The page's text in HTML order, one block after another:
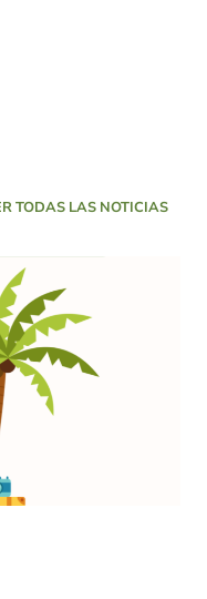
TODAS LAS NOTICIAS